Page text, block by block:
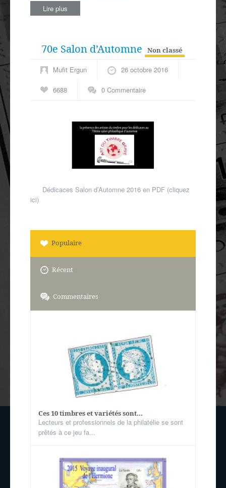
Lire plus
70e Salon d’Automne Non classé
Mufit Ergun 26 octobre 2016
6688 0 Commentaire
Dédicaces Salon d’Automne 2016 en PDF (cliquez
ici)
Populaire
Récent
Commentaires
Ces 10 timbres et variétés sont...
Lecteurs et professionnels de la philatélie se sont
prêtés à ce jeu fa...